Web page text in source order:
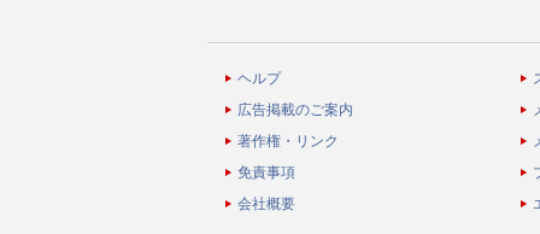
ヘルプ
広告掲載のご案内
著作権・リンク
免責事項
会社概要